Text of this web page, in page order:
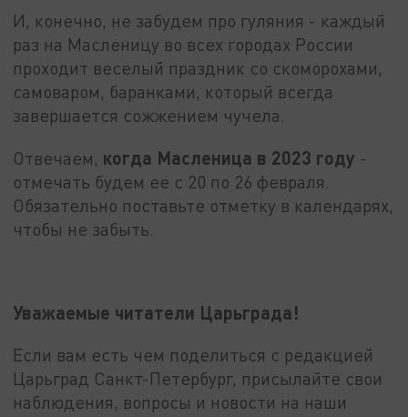
И, конечно, не забудем про гуляния - каждый
раз на Масленицу во всех городах России
проходит веселый праздник со скоморохами,
самоваром, баранками, который всегда
завершается сожжением чучела.
Отвечаем, когда Масленица в 2023 году -
отмечать будем ее с 20 по 26 февраля.
Обязательно поставьте отметку в календарях,
чтобы не забыть.
Уважаемые читатели Царьграда!
Если вам есть чем поделиться с редакцией
Царьград Санкт-Петербург, присылайте свои
наблюдения, вопросы и новости на наши